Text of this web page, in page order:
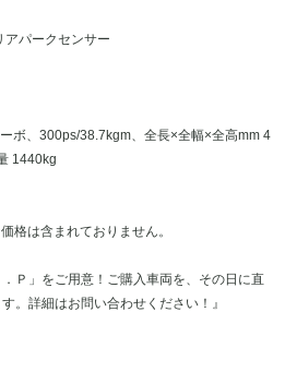
アパークセンサー
ボ、300ps/38.7kgm、全長×全幅×全高mm 4
1440kg
は含まれておりません。
．Ｐ」をご用意！ご購入車両を、その日に直
。詳細はお問い合わせください！』